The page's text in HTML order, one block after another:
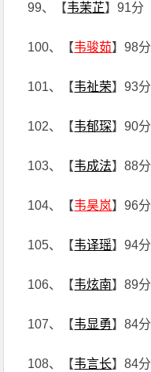
99、【韦茉芷】91分
100、【韦骏茹】98分
101、【韦祉荣】93分
102、【韦郁琛】90分
103、【韦成法】88分
104、【韦昊岚】96分
105、【韦译瑶】94分
106、【韦炫南】89分
107、【韦显勇】84分
108、【韦言长】84分